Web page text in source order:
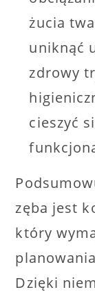
żucia
uniknąć
zdrowy
cieszyć
zęba jest
który
Dzięki